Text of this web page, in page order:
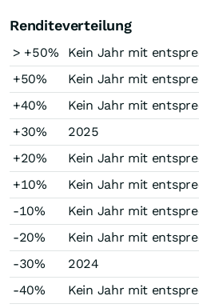
Renditeverteilung
> +50%
Kein Jahr mit
+50%
Kein Jahr mit
+40%
Kein Jahr mit
+30%
2025
+20%
Kein Jahr mit
+10%
Kein Jahr mit
-10%
Kein Jahr mit
-20%
Kein Jahr mit
-30%
2024
-40%
Kein Jahr mit